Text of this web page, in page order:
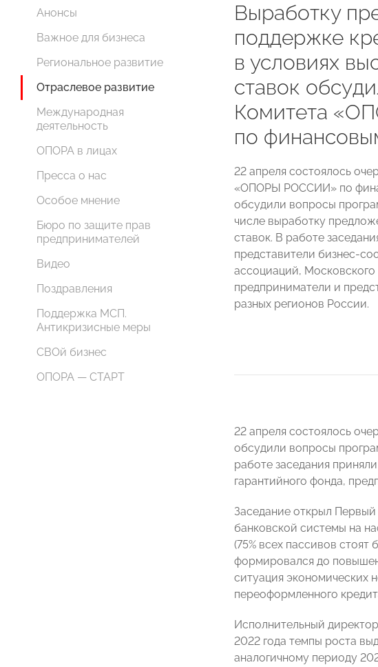
Анонсы
Важное для бизнеса
Региональное развитие
Отраслевое развитие
Международная
деятельность
ОПОРА в лицах
Пресса о нас
Особое мнение
Бюро по защите прав
предпринимателей
Видео
Поздравления
Поддержка МСП.
Антикризисные меры
СВОй бизнес
ОПОРА — СТАРТ
Выработку
поддержке
в условиях
ставок
Комитета
по
22 апреля состоялось
«ОПОРЫ РОССИИ» по
обсудили вопросы
числе выработку
ставок. В работе
представители бизнес-
ассоциаций, Московского
предприниматели и
разных регионов России.
22 апреля состоялось
обсудили вопросы
работе заседания
гарантийного фонда,
Заседание открыл
банковской системы на
(75% всех пассивов
формировался до
ситуация экономических
переоформленного
Исполнительный
2022 года темпы роста
аналогичному периоду